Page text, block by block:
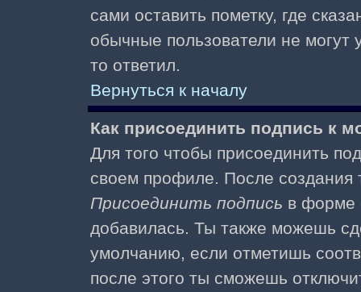
сами оставить пометку, где
обычные пользователи не могут
то ответил.
Вернуться к началу
Как присоединить подпись к
Для того чтобы присоединить
своем профиле. После создания
Присоединить подпись в форме
добавилась. Ты также можешь
умолчанию, если отметишь
после этого ты сможешь